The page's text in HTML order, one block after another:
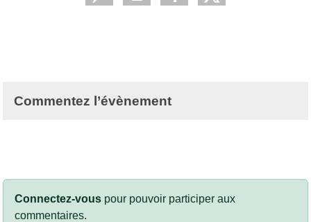
Commentez l’évènement
Connectez-vous pour pouvoir participer aux
commentaires.